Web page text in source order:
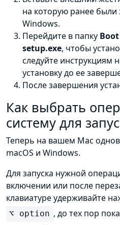
на которую ранее
Windows.
Перейдите в папку
setup.exe, чтобы
следуйте инструкциям
установку до ее
После завершения
Как выбрать
систему для
Теперь на вашем Mac
macOS и Windows.
Для запуска нужной
включении или после
клавиатуре удерживайте
⌥ option , до тех пор